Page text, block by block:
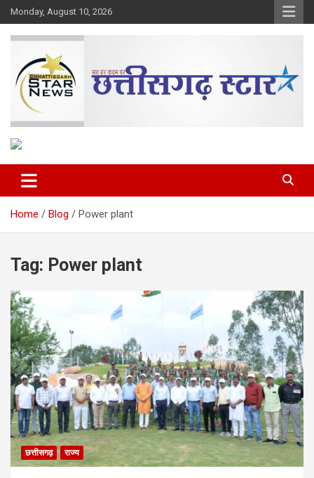
Skip
to
content
Monday, August 10, 2026
Chhattisgarh Star
Home Blog Power plant
Tag: Power plant
छत्तीसगढ़ राज्य